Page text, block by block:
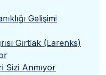
Gelişimi
Gırtlak (Larenks)
Sizi Anmıyor